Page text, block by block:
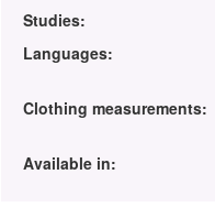
Studies:
Languages:
Clothing measurements:
Available in: